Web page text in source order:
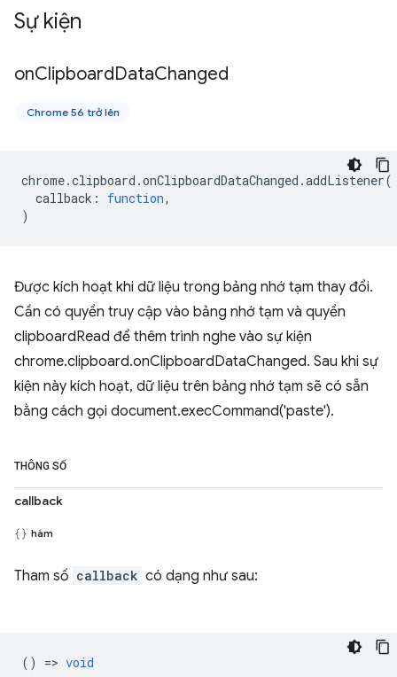
Sự kiện
onClipboardDataChanged
Chrome 56 trở lên
chrome.clipboard .onClipboardDataChanged .addListener(
callback : function,
)
Được kích hoạt khi dữ liệu trong bảng nhớ tạm thay đổi.
Cần có quyền truy cập vào bảng nhớ tạm và quyền
clipboardRead để thêm trình nghe vào sự kiện
chrome.clipboard.onClipboardDataChanged. Sau khi sự
kiện này kích hoạt, dữ liệu trên bảng nhớ tạm sẽ có sẵn
bằng cách gọi document.execCommand('paste').
THÔNG SỐ
callback
hàm
Tham số callback có dạng như sau:
() => void